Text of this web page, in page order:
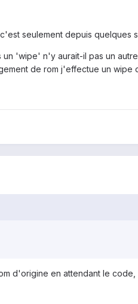
seulement depuis quelques
'wipe' n'y aurait-il pas un
de rom j'effectue un
d'origine en attendant le code,